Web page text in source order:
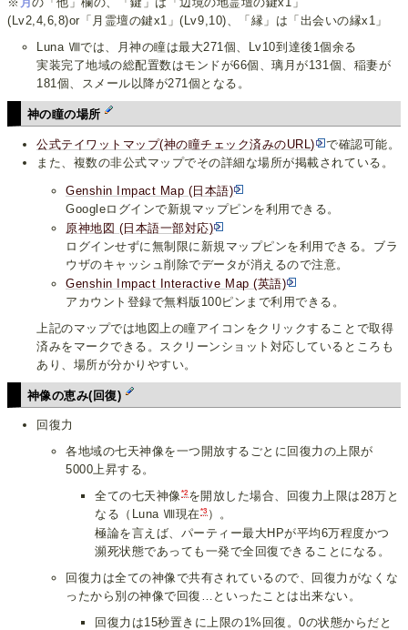
(Lv2,4,6,8)or「月霊壇の鍵x1」(Lv9,10)、「縁」は「出会いの縁x1」
Luna Ⅷでは、月神の瞳は最大271個、Lv10到達後1個余る
実装完了地域の総配置数はモンドが66個、璃月が131個、稲妻が
181個、スメール以降が271個となる。
神の瞳の場所
公式テイワットマップ(神の瞳チェック済みのURL)
で確認可能。
また、複数の非公式マップでその詳細な場所が掲載されている。
Genshin Impact Map (日本語)
Googleログインで新規マップピンを利用できる。
原神地図 (日本語一部対応)
ログインせずに無制限に新規マップピンを利用できる。ブラ
ウザのキャッシュ削除でデータが消えるので注意。
Genshin Impact Interactive Map (英語)
アカウント登録で無料版100ピンまで利用できる。
上記のマップでは地図上の瞳アイコンをクリックすることで取得
済みをマークできる。スクリーンショット対応しているところも
あり、場所が分かりやすい。
神像の恵み(回復)
回復力
各地域の七天神像を一つ開放するごとに回復力の上限が
5000上昇する。
全ての七天神像*2を開放した場合、回復力上限は28万と
なる（Luna Ⅷ現在*3）。
極論を言えば、パーティー最大HPが平均6万程度かつ
瀕死状態であっても一発で全回復できることになる。
回復力は全ての神像で共有されているので、回復力がなくな
ったから別の神像で回復…といったことは出来ない。
回復力は15秒置きに上限の1%回復。0の状態からだと